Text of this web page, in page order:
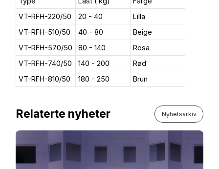
VT-RFH-220/50
20 - 40
Lilla
VT-RFH-510/50
40 - 80
Beige
VT-RFH-570/50
80 - 140
Rosa
VT-RFH-740/50
140 - 200
Rød
VT-RFH-810/50
180 - 250 Brun
Relaterte nyheter Nyhetsarkiv